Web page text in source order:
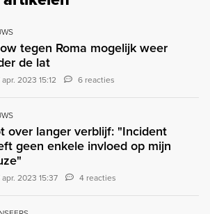
tegen Roma mogelijk weer
de lat
apr. 2023 15:12 6 reacties
over langer verblijf: "Incident
geen enkele invloed op mijn
apr. 2023 15:37 4 reacties